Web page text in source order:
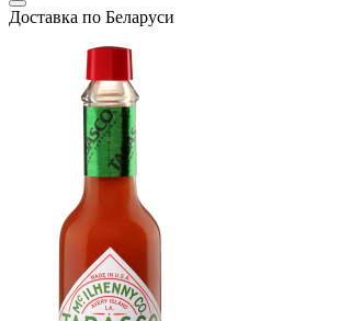
Доcтавка по Беларуси